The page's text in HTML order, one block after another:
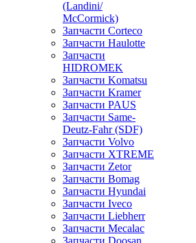
(Landini/
McCormick)
Запчасти Corteco
Запчасти Haulotte
Запчасти
HIDROMEK
Запчасти Komatsu
Запчасти Kramer
Запчасти PAUS
Запчасти Same-
Deutz-Fahr (SDF)
Запчасти Volvo
Запчасти XTREME
Запчасти Zetor
Запчасти Bomag
Запчасти Hyundai
Запчасти Iveco
Запчасти Liebherr
Запчасти Mecalac
Запчасти Doosan